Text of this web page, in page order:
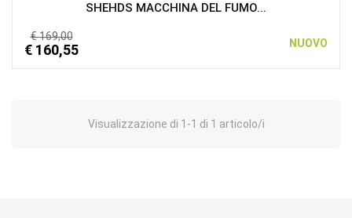
SHEHDS MACCHINA DEL FUMO...
€ 169,00
€ 160,55 NUOVO
Visualizzazione di 1-1 di 1 articolo/i